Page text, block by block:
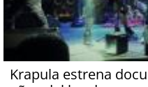
Krapula estrena